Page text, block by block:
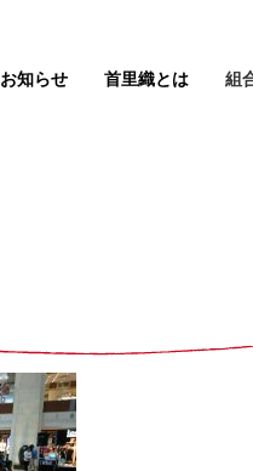
お知らせ 首里織とは 組